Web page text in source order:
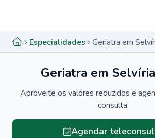
Especialidades Geriatra em
Geriatra em
Aproveite os valores reduzidos e
consulta.
Agendar